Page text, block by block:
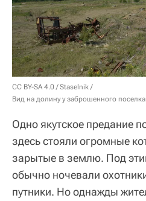
CC BY-SA 4.0 /Staselnik /
Вид на долину у заброшенного
Одно якутское предание
здесь стояли огромные
зарытые в землю. Под
обычно ночевали
путники. Но однажды